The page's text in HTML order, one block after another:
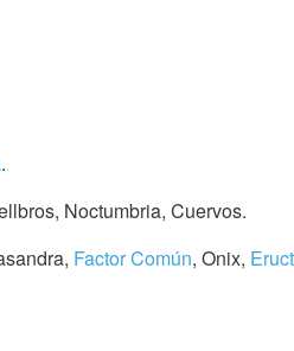
.
Noctumbria, Cuervos.
Factor Común, Onix,